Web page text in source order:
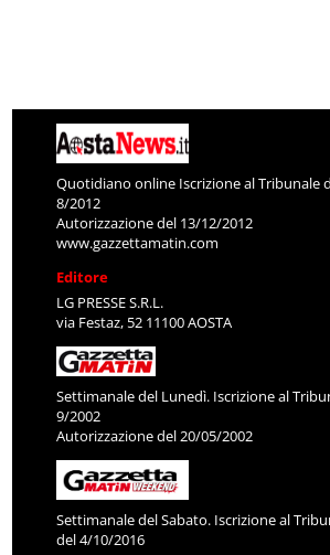
Quotidiano online Iscrizione al Tribunale
8/2012
Autorizzazione del 13/12/2012
www.gazzettamatin.com
Editore
LG PRESSE S.R.L.
via Festaz, 52 11100 AOSTA
Settimanale del Lunedì. Iscrizione al
9/2002
Autorizzazione del 20/05/2002
Settimanale del Sabato. Iscrizione al
del 4/10/2016